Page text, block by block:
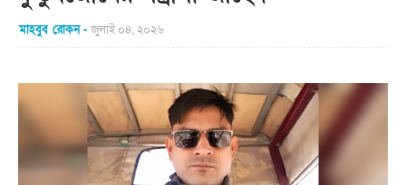
মাহবুব রোকন জুলাই ০৪, ২০২৬